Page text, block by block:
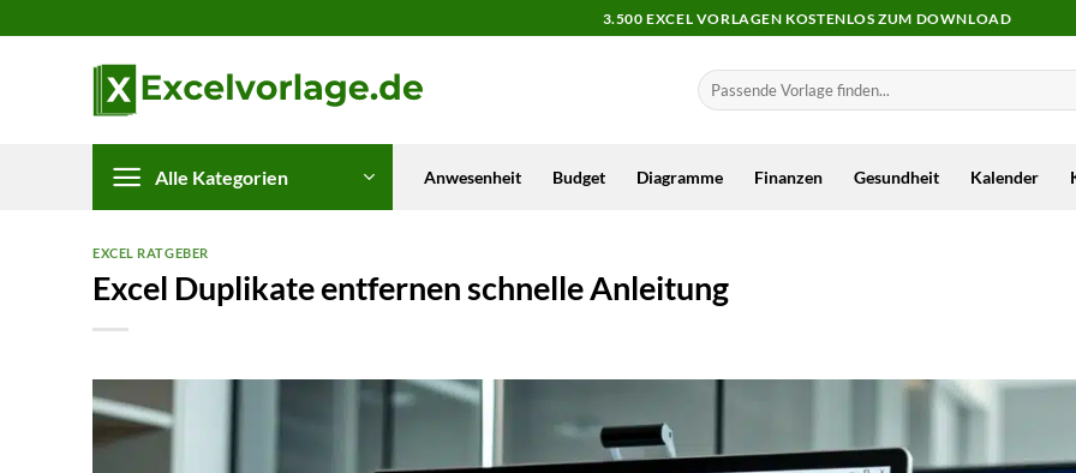
Inhalt
3.500 EXCEL VORLAGEN KOSTENLOS ZUM DOWNLOAD
Alle Kategorien Anwesenheit Budget Diagramme Finanzen Gesundheit Kalender
EXCEL RATGEBER
Excel Duplikate entfernen schnelle Anleitung